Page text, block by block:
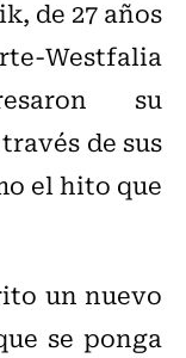
de 27 años
Westfalia
su
de sus
el hito que
un nuevo
se ponga